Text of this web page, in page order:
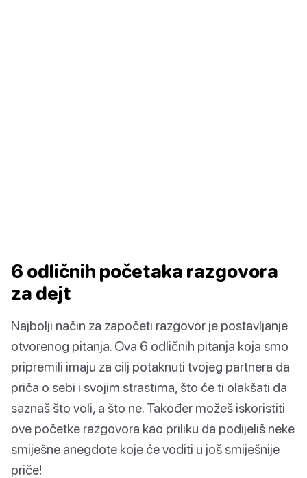
6 odličnih početaka razgovora
za dejt
Najbolji način za započeti razgovor je postavljanje
otvorenog pitanja. Ova 6 odličnih pitanja koja smo
pripremili imaju za cilj potaknuti tvojeg partnera da
priča o sebi i svojim strastima, što će ti olakšati da
saznaš što voli, a što ne. Također možeš iskoristiti
ove početke razgovora kao priliku da podijeliš neke
smiješne anegdote koje će voditi u još smiješnije
priče!